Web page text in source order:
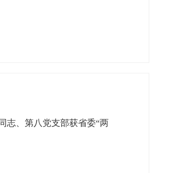
、第八党支部获省委“两